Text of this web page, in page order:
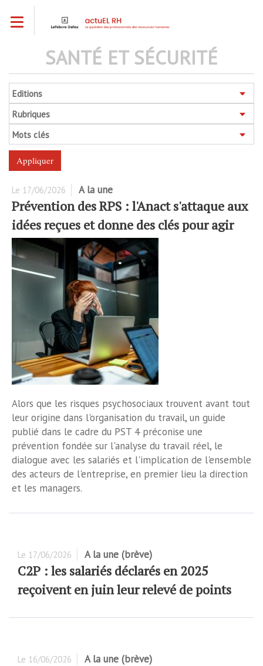
contenu
SANTÉ ET SÉCURITÉ
Editions
Rubriques
Mots clés
Le 17/06/2026 A la une
Prévention des RPS : l'Anact s'attaque aux
idées reçues et donne des clés pour agir
Alors que les risques psychosociaux trouvent avant tout
leur origine dans l'organisation du travail, un guide
publié dans le cadre du PST 4 préconise une
prévention fondée sur l'analyse du travail réel, le
dialogue avec les salariés et l'implication de l'ensemble
des acteurs de l'entreprise, en premier lieu la direction
et les managers.
Le 17/06/2026 A la une (brève)
C2P : les salariés déclarés en 2025
reçoivent en juin leur relevé de points
Le 16/06/2026 A la une (brève)